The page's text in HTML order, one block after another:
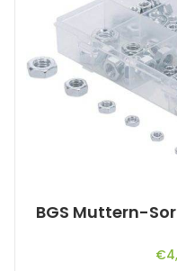
BGS Muttern-
€